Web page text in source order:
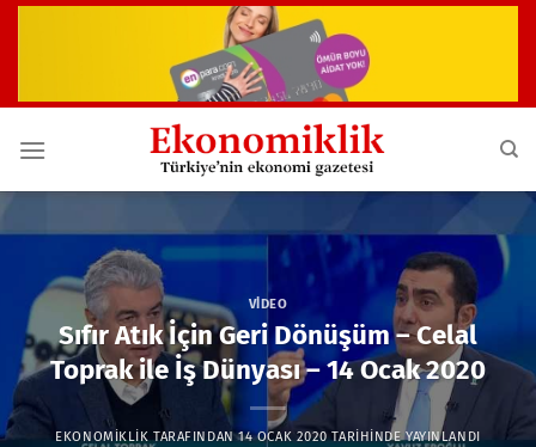
VIDEO
Sıfır Atık İçin Geri Dönüşüm – Celal
Toprak ile İş Dünyası – 14 Ocak 2020
EKONOMIKLIKTARAFINDAN 14 OCAK 2020TARIHINDE YAYINLANDI